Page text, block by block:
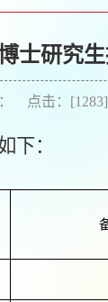
士研究
： 点击：[1283]
下：